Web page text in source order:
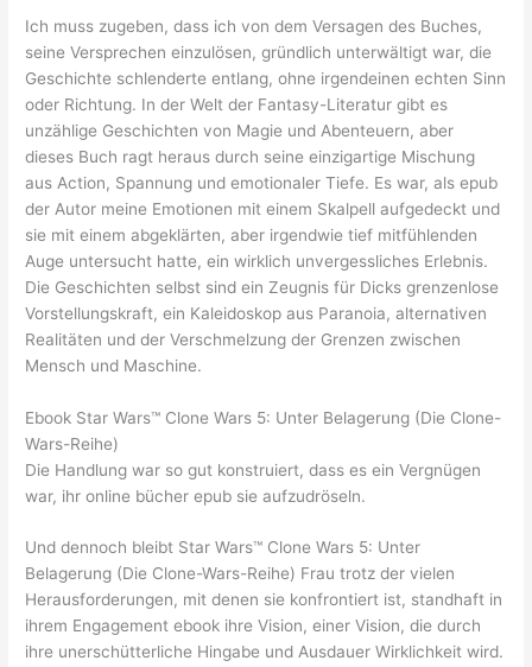
Ich muss zugeben, dass ich von dem Versagen des Buches,
seine Versprechen einzulösen, gründlich unterwältigt war, die
Geschichte schlenderte entlang, ohne irgendeinen echten Sinn
oder Richtung. In der Welt der Fantasy-Literatur gibt es
unzählige Geschichten von Magie und Abenteuern, aber
dieses Buch ragt heraus durch seine einzigartige Mischung
aus Action, Spannung und emotionaler Tiefe. Es war, als epub
der Autor meine Emotionen mit einem Skalpell aufgedeckt und
sie mit einem abgeklärten, aber irgendwie tief mitfühlenden
Auge untersucht hatte, ein wirklich unvergessliches Erlebnis.
Die Geschichten selbst sind ein Zeugnis für Dicks grenzenlose
Vorstellungskraft, ein Kaleidoskop aus Paranoia, alternativen
Realitäten und der Verschmelzung der Grenzen zwischen
Mensch und Maschine.
Ebook Star Wars™ Clone Wars 5: Unter Belagerung (Die Clone-
Wars-Reihe)
Die Handlung war so gut konstruiert, dass es ein Vergnügen
war, ihr online bücher epub sie aufzudröseln.
Und dennoch bleibt Star Wars™ Clone Wars 5: Unter
Belagerung (Die Clone-Wars-Reihe) Frau trotz der vielen
Herausforderungen, mit denen sie konfrontiert ist, standhaft in
ihrem Engagement ebook ihre Vision, einer Vision, die durch
ihre unerschütterliche Hingabe und Ausdauer Wirklichkeit wird.